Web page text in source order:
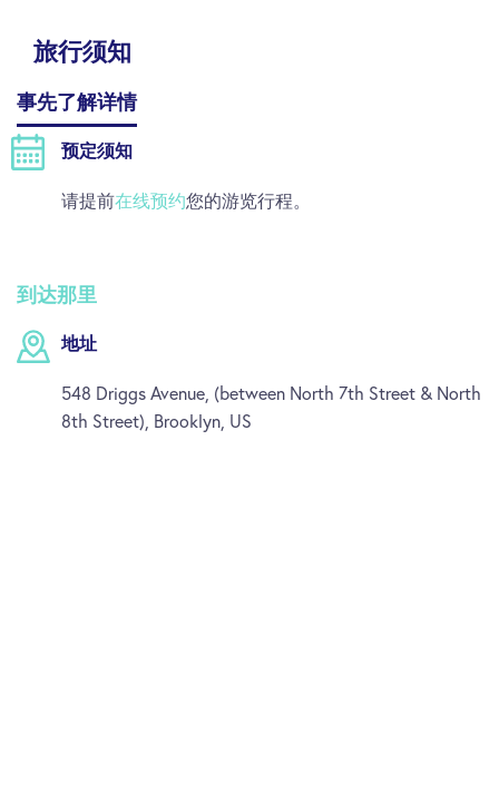
旅行须知
事先了解详情
预定须知
请提前在线预约您的游览行程。
到达那里
地址
548 Driggs Avenue, (between North 7th Street & North
8th Street), Brooklyn, US